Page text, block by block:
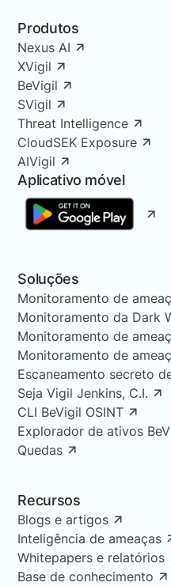
Produtos
Nexus AI
XVigil
BeVigil
SVigil
Threat Intelligence
CloudSEK Exposure
AIVigil
Aplicativo móvel
Soluções
Monitoramento de
Monitoramento da Dark
Monitoramento de
Monitoramento de
Escaneamento secreto
Seja Vigil Jenkins, C.I.
CLI BeVigil OSINT
Explorador de ativos
Quedas
Recursos
Blogs e artigos
Inteligência de ameaças
Whitepapers e relatórios
Base de conhecimento